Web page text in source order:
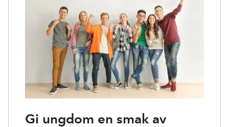
Gi ungdom en smak av